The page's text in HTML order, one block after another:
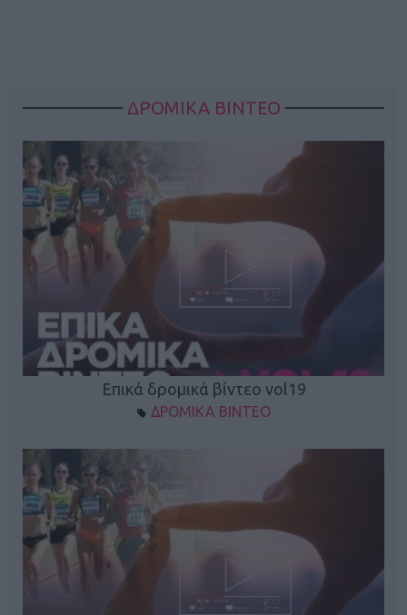
ΔΡΟΜΙΚΑ ΒΙΝΤΕΟ
Επικά δρομικά βίντεο vol19
ΔΡΟΜΙΚΑ ΒΙΝΤΕΟ